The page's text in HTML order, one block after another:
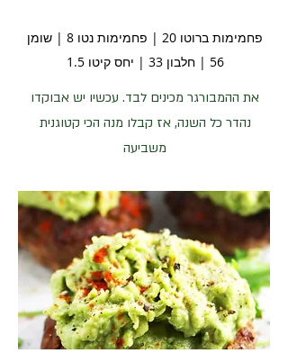
פחמימות ברוטו 20 | פחמימות נטו 8 | שומן
56 | חלבון 33 | יחס קיטו 1.5
את ההמבורגר מכינים לבד. עכשיו יש אבוקדו
נהדר כל השנה, אז קבלו מנה הכי קטוגנית
משביעה